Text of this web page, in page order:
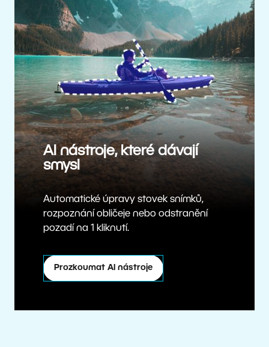
AI nástroje, které dávají
smysl
Automatické úpravy stovek snímků,
rozpoznání obličeje nebo odstranění
pozadí na 1 kliknutí.
Prozkoumat AI nástroje